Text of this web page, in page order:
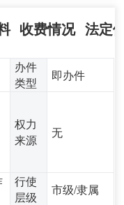
收费情况 法定
办件
类型
即办件
权力
来源
无
行使
层级
市级/隶属